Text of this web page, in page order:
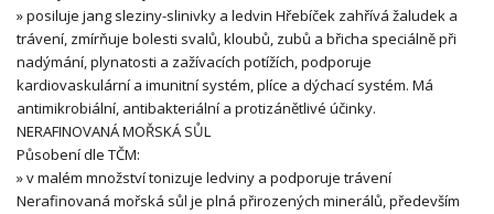
» posiluje jang sleziny-slinivky a ledvin Hřebíček zahřívá žaludek a
trávení, zmírňuje bolesti svalů, kloubů, zubů a břicha speciálně při
nadýmání, plynatosti a zažívacích potížích, podporuje
kardiovaskulární a imunitní systém, plíce a dýchací systém. Má
antimikrobiální, antibakteriální a protizánětlivé účinky.
NERAFINOVANÁ MOŘSKÁ SŮL
Působení dle TČM:
» v malém množství tonizuje ledviny a podporuje trávení
Nerafinovaná mořská sůl je plná přirozených minerálů, především